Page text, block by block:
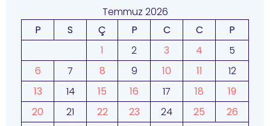
Temmuz 2026
P
S Ç P C C
P
1
2 3 4
5
6
7 8 9 10 11
12
13
14 15 16 17 18
19
20
21 22 23 24 25
26